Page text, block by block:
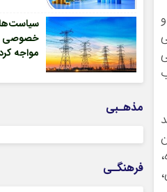
خصوصی
مواجه
مذهـبی
فرهنگـی